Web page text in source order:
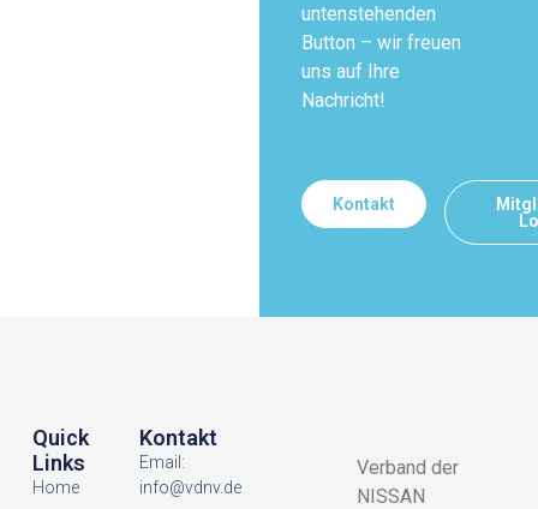
untenstehenden
Button – wir freuen
uns auf Ihre
Nachricht!
Kontakt
Verband der
NISSAN
Quick
Links
Home
Kontakt
Email:
info@vdnv.de